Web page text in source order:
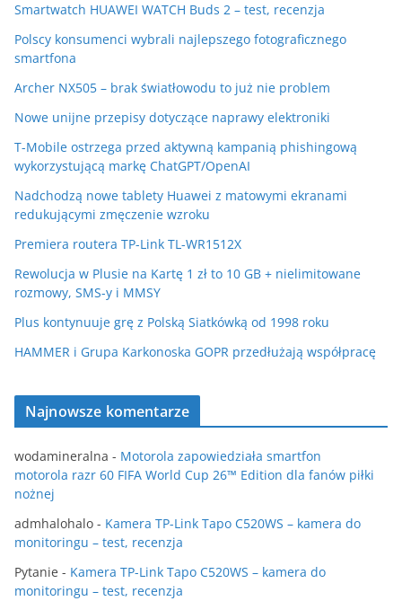
Smartwatch HUAWEI WATCH Buds 2 – test, recenzja
Polscy konsumenci wybrali najlepszego fotograficznego
smartfona
Archer NX505 – brak światłowodu to już nie problem
Nowe unijne przepisy dotyczące naprawy elektroniki
T-Mobile ostrzega przed aktywną kampanią phishingową
wykorzystującą markę ChatGPT/OpenAI
Nadchodzą nowe tablety Huawei z matowymi ekranami
redukującymi zmęczenie wzroku
Premiera routera TP-Link TL-WR1512X
Rewolucja w Plusie na Kartę 1 zł to 10 GB + nielimitowane
rozmowy, SMS-y i MMSY
Plus kontynuuje grę z Polską Siatkówką od 1998 roku
HAMMER i Grupa Karkonoska GOPR przedłużają współpracę
Najnowsze komentarze
wodamineralna - Motorola zapowiedziała smartfon
motorola razr 60 FIFA World Cup 26™ Edition dla fanów piłki
nożnej
admhalohalo - Kamera TP-Link Tapo C520WS – kamera do
monitoringu – test, recenzja
Pytanie - Kamera TP-Link Tapo C520WS – kamera do
monitoringu – test, recenzja